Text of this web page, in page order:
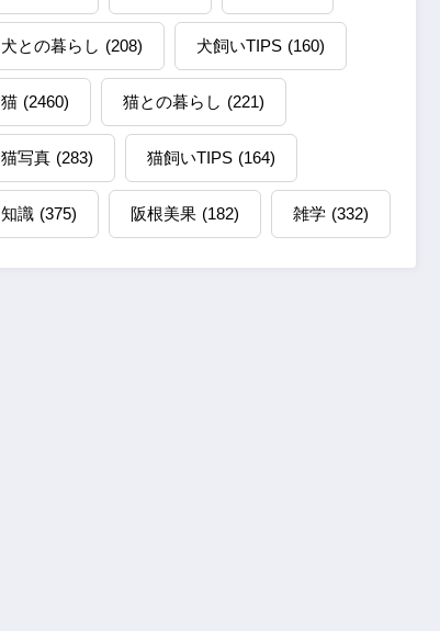
犬との暮らし (208) 犬飼いTIPS (160)
猫 (2460) 猫との暮らし (221)
猫写真 (283) 猫飼いTIPS (164)
知識 (375) 阪根美果 (182) 雑学 (332)